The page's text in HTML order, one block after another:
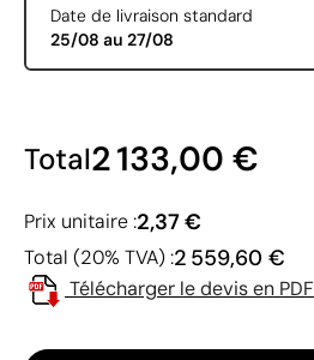
Date de livraison standard
25/08 au 27/08
Total2 133,00 €
Prix unitaire :2,37 €
Total (20% TVA) :2 559,60 €
Télécharger le devis en PDF